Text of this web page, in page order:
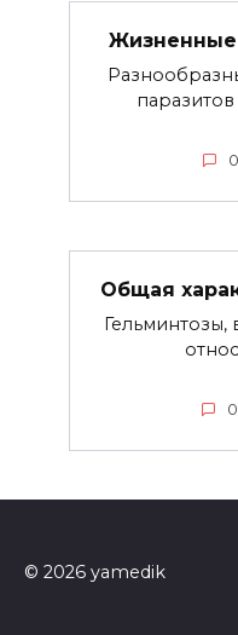
Жизненные
0
Общая
Гельминтозы,
0
© 2026 yamedik